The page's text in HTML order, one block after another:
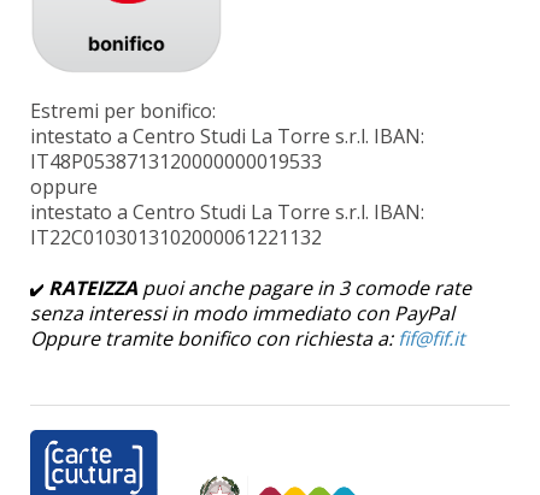
Estremi per bonifico:
intestato a Centro Studi La Torre s.r.l. IBAN:
IT48P0538713120000000019533
oppure
intestato a Centro Studi La Torre s.r.l. IBAN:
IT22C0103013102000061221132
RATEIZZA puoi anche pagare in 3 comode rate
senza interessi in modo immediato con PayPal
Oppure tramite bonifico con richiesta a: